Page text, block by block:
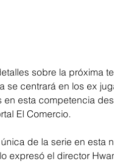
sobre la próxima
se centrará en los ex
en esta competencia
El Comercio.
de la serie en esta
expresó el director